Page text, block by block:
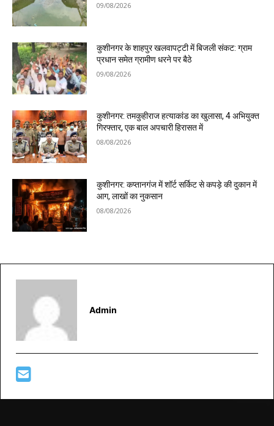
09/08/2026
कुशीनगर के शाहपुर खलवापट्टी में बिजली संकट: ग्राम
प्रधान समेत ग्रामीण धरने पर बैठे
09/08/2026
कुशीनगर: तमकुहीराज हत्याकांड का खुलासा, 4 अभियुक्त
गिरफ्तार, एक बाल अपचारी हिरासत में
08/08/2026
कुशीनगर: कप्तानगंज में शॉर्ट सर्किट से कपड़े की दुकान में
आग, लाखों का नुकसान
08/08/2026
Admin